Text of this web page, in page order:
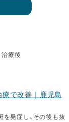
治療後
療で改善｜鹿児島
発症し、その後も抜